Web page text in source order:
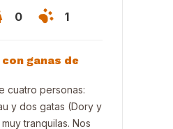
0 1
ganas de
cuatro personas:
y dos gatas (Dory y
tranquilas. Nos